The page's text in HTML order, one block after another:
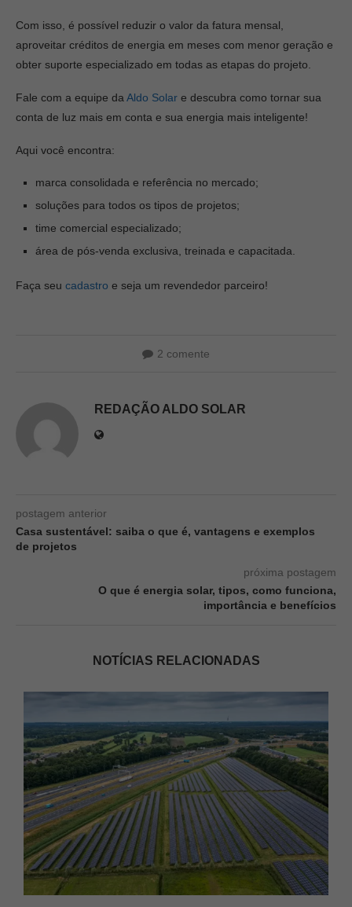
Com isso, é possível reduzir o valor da fatura mensal,
aproveitar créditos de energia em meses com menor geração e
obter suporte especializado em todas as etapas do projeto.
Fale com a equipe da Aldo Solar e descubra como tornar sua
conta de luz mais em conta e sua energia mais inteligente!
Aqui você encontra:
marca consolidada e referência no mercado;
soluções para todos os tipos de projetos;
time comercial especializado;
área de pós-venda exclusiva, treinada e capacitada.
Faça seu cadastro e seja um revendedor parceiro!
2 comente
REDAÇÃO ALDO SOLAR
postagem anterior
Casa sustentável: saiba o que é, vantagens e exemplos
de projetos
próxima postagem
O que é energia solar, tipos, como funciona,
importância e benefícios
NOTÍCIAS RELACIONADAS